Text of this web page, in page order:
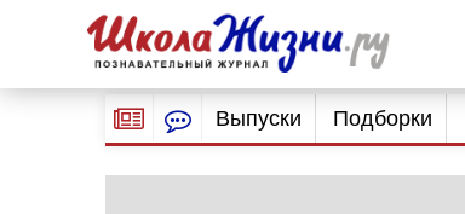
Выпуски Подборки